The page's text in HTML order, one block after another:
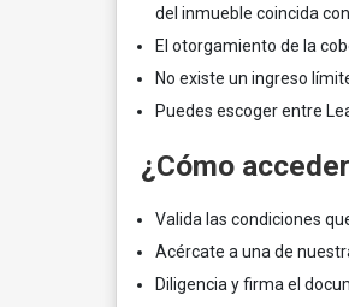
del inmueble coincida
El otorgamiento de la
No existe un ingreso
Puedes escoger entre
¿Cómo
Valida las condiciones
Acércate a una de
Diligencia y firma el